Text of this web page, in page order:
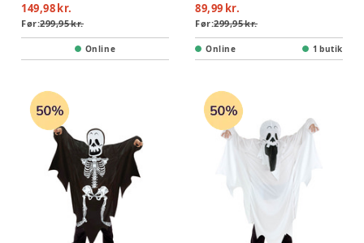
149,98 kr.
Før:299,95 kr.
Online
89,99 kr.
Før:299,95 kr.
Online 1 butik